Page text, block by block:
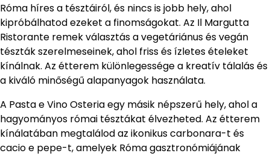
Róma híres a tésztáiról, és nincs is jobb hely, ahol
kipróbálhatod ezeket a finomságokat. Az Il Margutta
Ristorante remek választás a vegetáriánus és vegán
tészták szerelmeseinek, ahol friss és ízletes ételeket
kínálnak. Az étterem különlegessége a kreatív tálalás és
a kiváló minőségű alapanyagok használata.
A Pasta e Vino Osteria egy másik népszerű hely, ahol a
hagyományos római tésztákat élvezheted. Az étterem
kínálatában megtalálod az ikonikus carbonara-t és
cacio e pepe-t, amelyek Róma gasztronómiájának